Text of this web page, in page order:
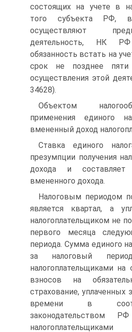
состоящих на учете в
того субъекта РФ,
осуществляют
деятельность, НК РФ
обязанность встать на
срок не позднее
осуществления этой
34628).
Объектом
применения единого
вмененный доход
Ставка единого
презумпции получения
дохода и составляет
вмененного дохода.
Налоговым периодом
является квартал, а
налогоплательщиком не
первого месяца
периода. Сумма единого
за налоговый
налогоплательщиками
взносов на
страхование, уплаченных
времени в
законодательством
налогоплательщиками